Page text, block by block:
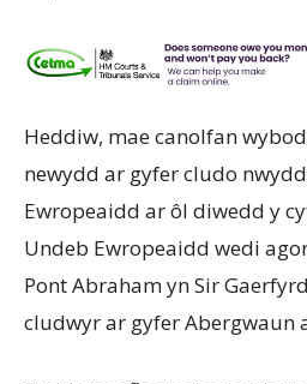
Heddiw, mae canolfan
newydd ar gyfer cludo
Ewropeaidd ar ôl diwedd y
Undeb Ewropeaidd wedi
Pont Abraham yn Sir
cludwyr ar gyfer Abergwaun